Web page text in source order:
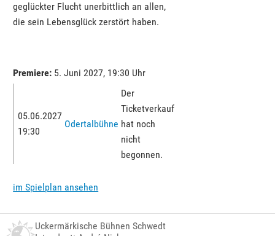
geglückter Flucht unerbittlich an allen,
die sein Lebensglück zerstört haben.
Premiere: 5. Juni 2027, 19:30 Uhr
05.06.2027
19:30
Odertalbühne
Der
Ticketverkauf
hat noch
nicht
begonnen.
im Spielplan ansehen
Uckermärkische Bühnen Schwedt